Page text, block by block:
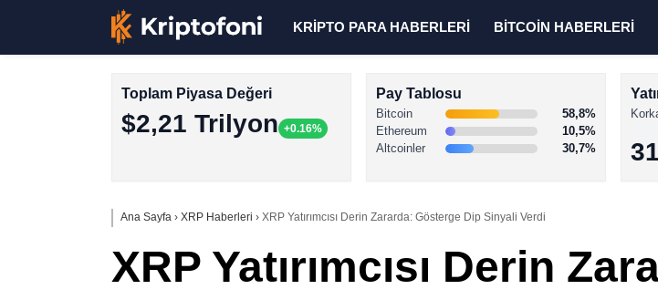
KRİPTO PARA HABERLERİ BİTCOİN HABERLERİ
Toplam Piyasa Değeri
$2,21 Trilyon +0.16%
Pay Tablosu
Bitcoin
58,8%
Ethereum
10,5%
Altcoinler
30,7% 31
Ana Sayfa › XRP Haberleri › XRP Yatırımcısı Derin Zararda: Gösterge Dip Sinyali Verdi
XRP Yatırımcısı Derin